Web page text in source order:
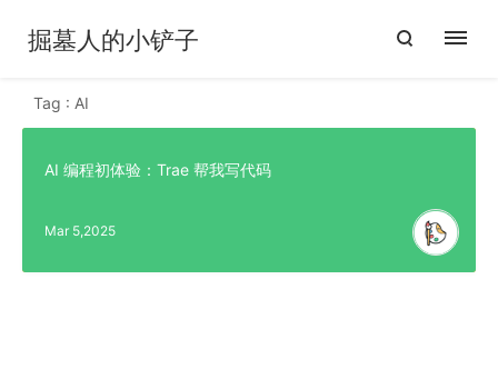
掘墓人的小铲子
Tag : AI
AI 编程初体验：Trae 帮我写代码
Mar 5,2025